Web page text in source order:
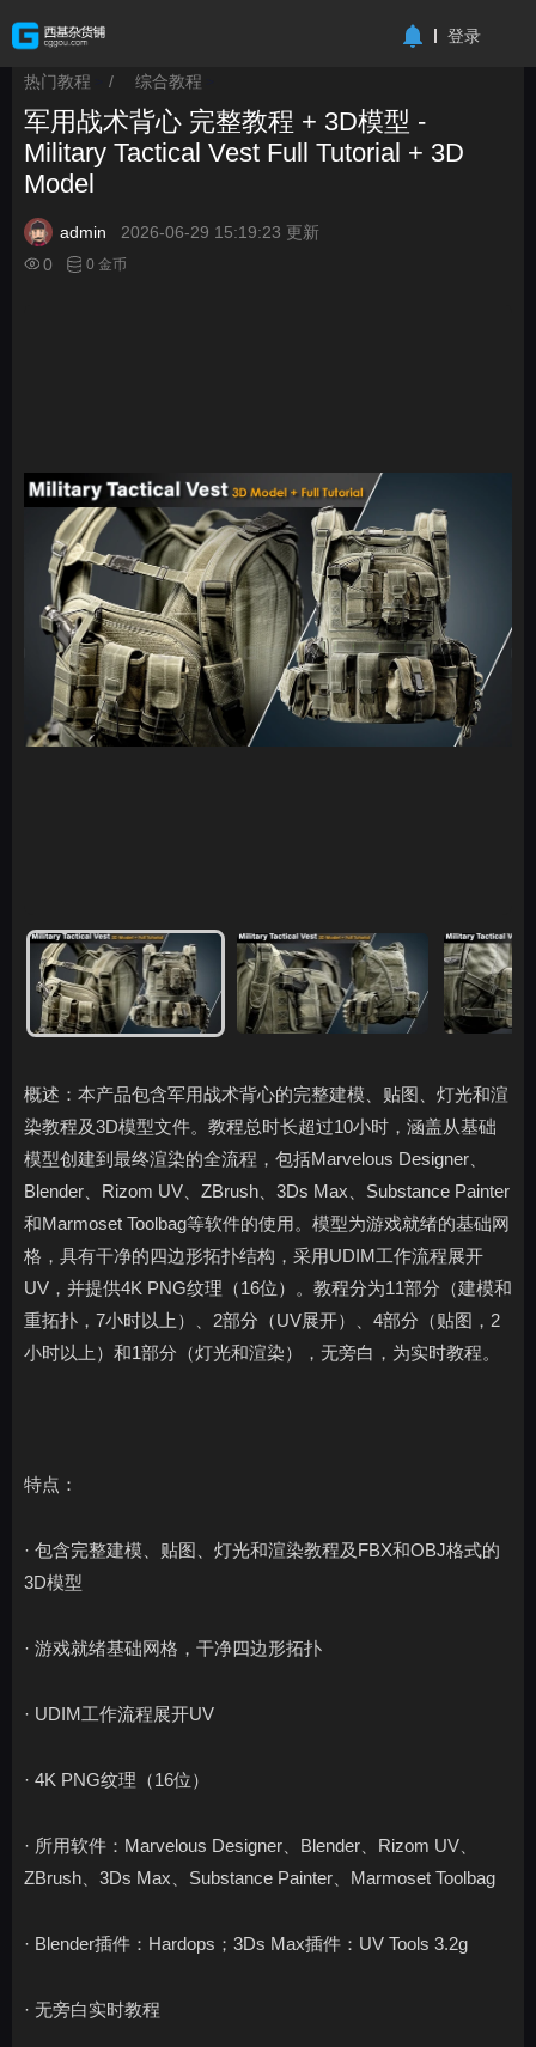
登录
热门教程 / 综合教程
军用战术背心 完整教程 + 3D模型 -
Military Tactical Vest Full Tutorial + 3D
Model
admin
2026-06-29 15:19:23 更新
0
0 金币
概述：本产品包含军用战术背心的完整建模、贴图、灯光和渲
染教程及3D模型文件。教程总时长超过10小时，涵盖从基础
模型创建到最终渲染的全流程，包括Marvelous Designer、
Blender、Rizom UV、ZBrush、3Ds Max、Substance Painter
和Marmoset Toolbag等软件的使用。模型为游戏就绪的基础网
格，具有干净的四边形拓扑结构，采用UDIM工作流程展开
UV，并提供4K PNG纹理（16位）。教程分为11部分（建模和
重拓扑，7小时以上）、2部分（UV展开）、4部分（贴图，2
小时以上）和1部分（灯光和渲染），无旁白，为实时教程。
特点：
· 包含完整建模、贴图、灯光和渲染教程及FBX和OBJ格式的
3D模型
· 游戏就绪基础网格，干净四边形拓扑
· UDIM工作流程展开UV
· 4K PNG纹理（16位）
· 所用软件：Marvelous Designer、Blender、Rizom UV、
ZBrush、3Ds Max、Substance Painter、Marmoset Toolbag
· Blender插件：Hardops；3Ds Max插件：UV Tools 3.2g
· 无旁白实时教程